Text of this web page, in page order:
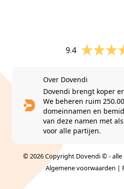
9.4
Over Dovendi
Dovendi brengt koper
We beheren ruim
domeinnamen en
van deze namen met
voor alle partijen.
© 2026 Copyright Dovendi © -
Algemene voorwaarden |